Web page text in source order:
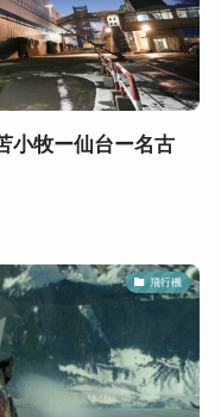
小牧ー仙台ー名古
飛行機